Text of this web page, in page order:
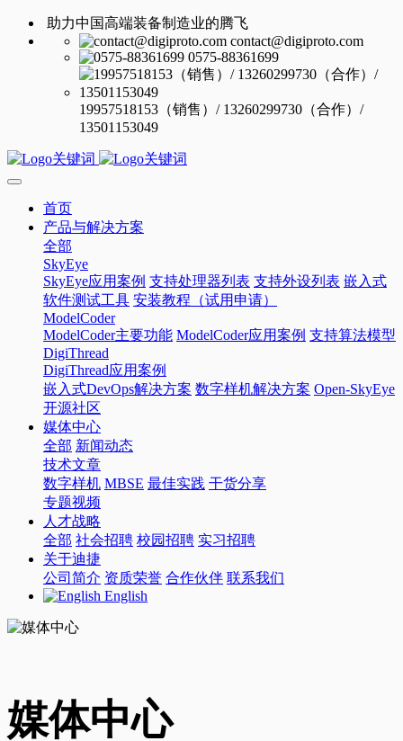
助力中国高端装备制造业的腾飞
contact@digiproto.com
0575-88361699
19957518153（销售）/ 13260299730（合作）/
13501153049
首页
产品与解决方案
全部
SkyEye
SkyEye应用案例 支持处理器列表 支持外设列表 嵌入式
软件测试工具 安装教程（试用申请）
ModelCoder
ModelCoder主要功能 ModelCoder应用案例 支持算法模型
DigiThread
DigiThread应用案例
嵌入式DevOps解决方案 数字样机解决方案 Open-SkyEye
开源社区
媒体中心
全部 新闻动态
技术文章
数字样机 MBSE 最佳实践 干货分享
专题视频
人才战略
全部 社会招聘 校园招聘 实习招聘
关于迪捷
公司简介 资质荣誉 合作伙伴 联系我们
English
媒体中心